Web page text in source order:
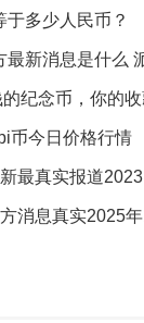
多少人民币？
币今日价格行情